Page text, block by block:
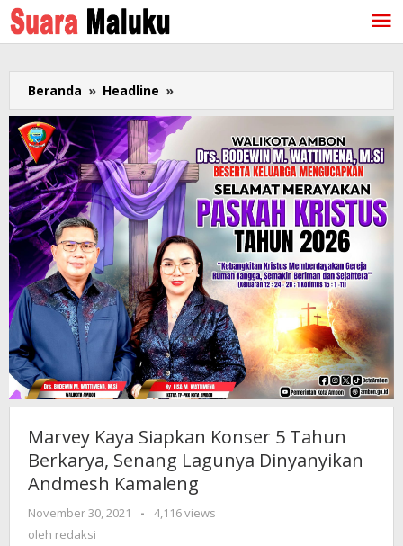
Lewati
ke
konten
Beranda » Headline »
Kaya
Siapkan
Konser
5
Tahun
Berkarya,
Senang
Lagunya
Dinyanyikan
Andmesh
Kamaleng
Marvey Kaya Siapkan Konser 5 Tahun
Berkarya, Senang Lagunya Dinyanyikan
Andmesh Kamaleng
November 30, 2021
oleh
-
4,116 views
oleh redaksi